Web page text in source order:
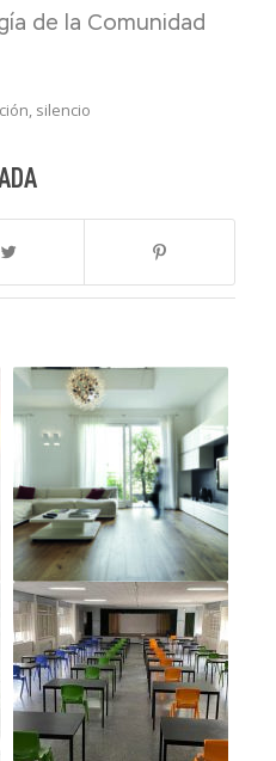
de la Comunidad
, silencio